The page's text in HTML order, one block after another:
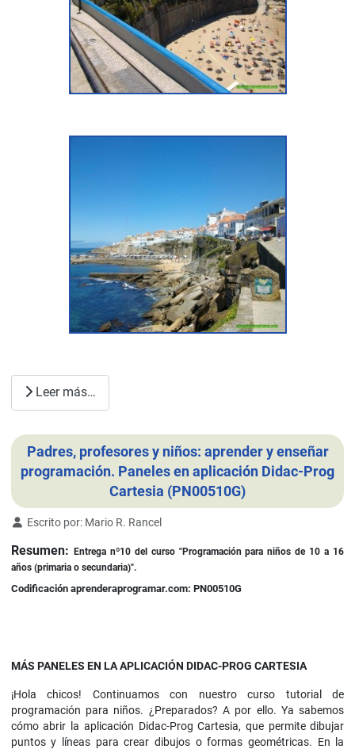
Leer más…
Padres, profesores y niños: aprender y enseñar
programación. Paneles en aplicación Didac-Prog
Cartesia (PN00510G)
Detalles
Escrito por: Mario R. Rancel
Resumen:
Entrega nº10 del curso "Programación para niños de 10 a 16
años (primaria o secundaria)".
Codificación aprenderaprogramar.com: PN00510G
MÁS PANELES EN LA APLICACIÓN DIDAC-PROG CARTESIA
¡Hola chicos! Continuamos con nuestro curso tutorial de
programación para niños. ¿Preparados? A por ello. Ya sabemos
cómo abrir la aplicación Didac-Prog Cartesia, que permite dibujar
puntos y líneas para crear dibujos o formas geométricas. En la